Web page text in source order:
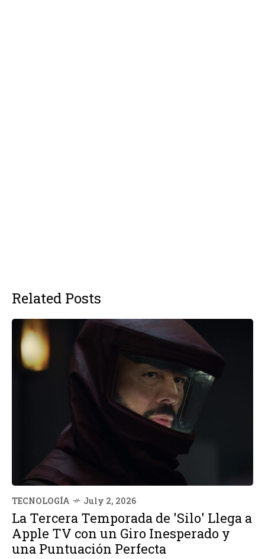
Related Posts
TECNOLOGÍA July 2, 2026
La Tercera Temporada de 'Silo' Llega a
Apple TV con un Giro Inesperado y
una Puntuación Perfecta